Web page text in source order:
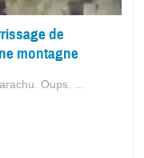
de
montagne
Oups. ...